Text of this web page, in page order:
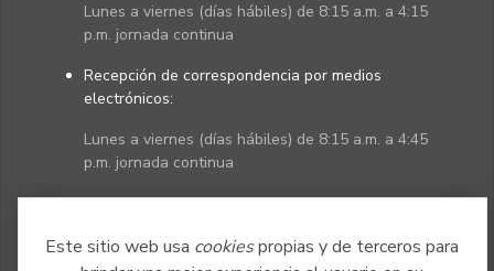
Este sitio web usa cookiespropias y de terceros para
Lunes a viernes (días hábiles) de 8:15 a.m. a 4:15
p.m. jornada continua
Recepción de correspondencia por medios
electrónicos:
Lunes a viernes (días hábiles) de 8:15 a.m. a 4:45
p.m. jornada continua